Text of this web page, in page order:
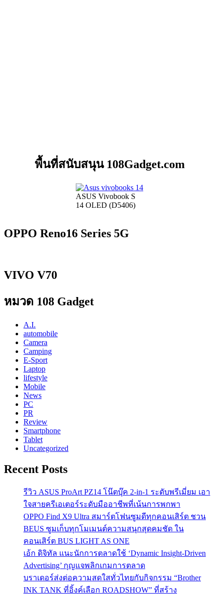
พื้นที่สนับสนุน 108Gadget.com
ASUS Vivobook S
14 OLED (D5406)
OPPO Reno16 Series 5G
VIVO V70
หมวด 108 Gadget
A.I.
automobile
Camera
Camping
E-Sport
Laptop
lifestyle
Mobile
News
PC
PR
Review
Smartphone
Tablet
Uncategorized
Recent Posts
รีวิว ASUS ProArt PZ14 โน๊ตบุ๊ค 2-in-1 ระดับพรีเมี่ยม เอา
ใจสายครีเอเตอร์ระดับมืออาชีพที่เน้นการพกพา
OPPO Find X9 Ultra สมาร์ตโฟนซูมดีทุกคอนเสิร์ต ชวน
BEUS ซูมเก็บทุกโมเมนต์ความสนุกสุดคมชัด ใน
คอนเสิร์ต BUS LIGHT AS ONE
เอ้ก ดิจิทัล แนะนักการตลาดใช้ ‘Dynamic Insight-Driven
Advertising’ กุญแจพลิกเกมการตลาด
บราเดอร์ส่งต่อความสดใสทั่วไทยกับกิจกรรม “Brother
INK TANK ที่อิ้งค์เลือก ROADSHOW” ที่สร้าง